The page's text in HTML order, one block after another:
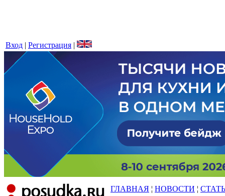
Вход | Регистрация |
ГЛАВНАЯ ¦ НОВОСТИ ¦